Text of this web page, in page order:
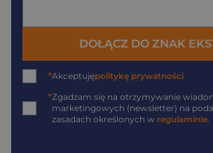
DOŁĄCZ DO ZNAK
*Akceptujępolitykę prywatności
*Zgadzam się na otrzymywanie
marketingowych (newsletter) na
zasadach określonych w regulaminie.